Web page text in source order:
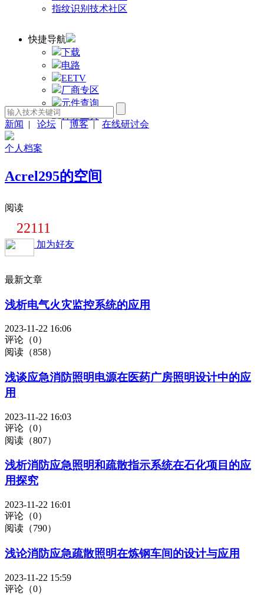
指纹识别技术社区
快捷导航
下载
电路
EETV
厂商专区
元件查询
计算工具
新闻
| 论坛 | 博客 | 在线研讨会
个人档案
Acrel295的空间
阅读
22111
加为好友
最新文章
浅析电气火灾监控系统的应用
2023-11-22 16:06
评论（0）
阅读（858）
浅谈应急消防照明电源在医药广房照明设计中的应
用
2023-11-22 16:03
评论（0）
阅读（807）
浅析消防应急照明和疏散指示系统在石化项目的应
用探究
2023-11-22 16:01
评论（0）
阅读（790）
浅论消防应急疏散照明在炼钢车间的设计与应用
2023-11-22 15:59
评论（0）